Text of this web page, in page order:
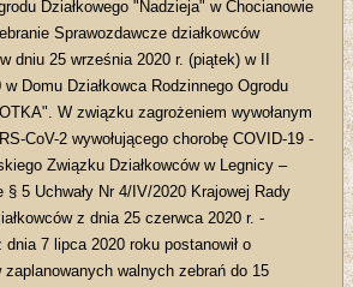
Działkowego "Nadzieja" w Chocianowie
Sprawozdawcze działkowców
dniu 25 września 2020 r. (piątek) w II
Domu Działkowca Rodzinnego Ogrodu
W związku zagrożeniem wywołanym
CoV-2 wywołującego chorobę COVID-19 -
Związku Działkowców w Legnicy –
§ 5 Uchwały Nr 4/IV/2020 Krajowej Rady
z dnia 25 czerwca 2020 r. -
dnia 7 lipca 2020 roku postanowił o
walnych zebrań do 15